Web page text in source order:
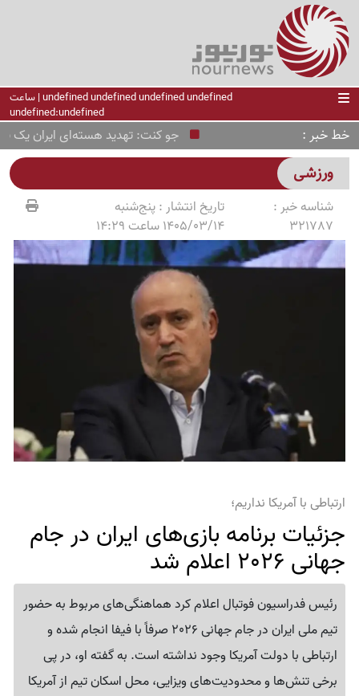
undefined undefined undefined undefined | ساعت
undefined:undefined
خط خبر جو کنت: تهدید هسته‌ای ایران یک
ورزشی
شناسه خبر :
321787
تاریخ انتشار :پنج‌شنبه
1405/03/14 ساعت 14:29
ارتباطی با آمریکا نداریم؛
جزئیات برنامه بازی‌های ایران در جام
جهانی 2026 اعلام شد
رئیس فدراسیون فوتبال اعلام کرد هماهنگی‌های مربوط به حضور
تیم ملی ایران در جام جهانی 2026 صرفاً با فیفا انجام شده و
ارتباطی با دولت آمریکا وجود نداشته است. به گفته او، در پی
برخی تنش‌ها و محدودیت‌های ویزایی، محل اسکان تیم از آمریکا